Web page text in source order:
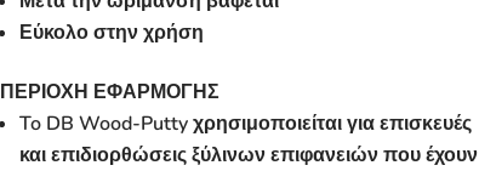
Εύκολο στην χρήση
ΠΕΡΙΟΧΗ ΕΦΑΡΜΟΓΗΣ
To DB Wood-Putty χρησιμοποιείται για επισκευές
και επιδιορθώσεις ξύλινων επιφανειών που έχουν